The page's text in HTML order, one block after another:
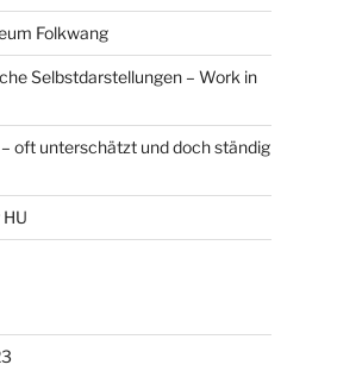
Folkwang
Selbstdarstellungen – Work in
oft unterschätzt und doch ständig